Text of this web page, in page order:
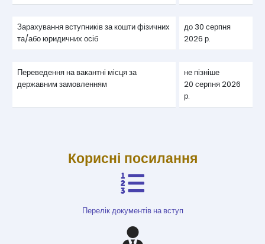
Зарахування вступників за кошти фізичних
та/або юридичних осіб
до 30 серпня
2026 р.
Переведення на вакантні місця за
державним замовленням
не пізніше
20 серпня 2026
р.
Корисні посилання
Перелік документів на вступ